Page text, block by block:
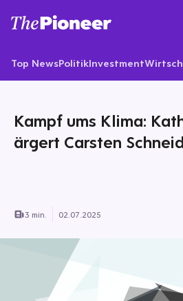
Top NewsPolitikInvestment
Kampf ums Klima:
ärgert Carsten
3 min. 02.07.2025